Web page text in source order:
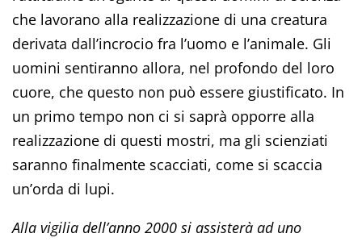
che lavorano alla realizzazione di una creatura
derivata dall’incrocio fra l’uomo e l’animale. Gli
uomini sentiranno allora, nel profondo del loro
cuore, che questo non può essere giustificato. In
un primo tempo non ci si saprà opporre alla
realizzazione di questi mostri, ma gli scienziati
saranno finalmente scacciati, come si scaccia
un’orda di lupi.
Alla vigilia dell’anno 2000 si assisterà ad uno